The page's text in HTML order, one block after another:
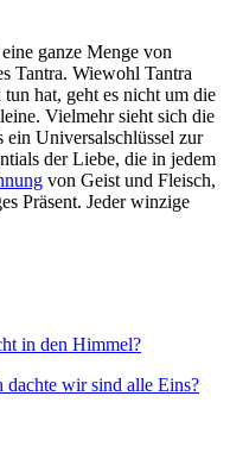
ganze Menge von
Tantra. Wiewohl Tantra
hat, geht es nicht um die
Vielmehr sieht sich die
ein Universalschlüssel zur
der Liebe, die in jedem
von Geist und Fleisch,
Präsent. Jeder winzige
in den Himmel?
dachte wir sind alle Eins?